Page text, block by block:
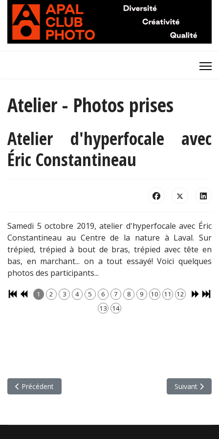
Atelier - Photos prises
Atelier d'hyperfocale avec
Éric Constantineau
Samedi 5 octobre 2019, atelier d'hyperfocale avec Éric
Constantineau au Centre de la nature à Laval. Sur
trépied, trépied à bout de bras, trépied avec tête en
bas, en marchant... on a tout essayé! Voici quelques
photos des participants...
1 2 3 4 5 6 7 8 9 10 11 12
13 14
Article précédent : Photographie de nuit avec Christian Théus
Précédent Article
Suivant